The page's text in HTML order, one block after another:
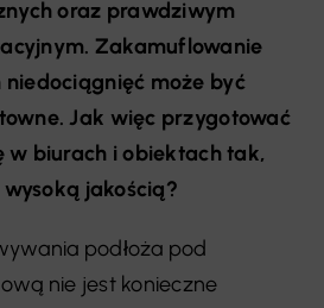
oraz prawdziwym
Zakamuflowanie
może być
Jak więc przygotować
w biurach i obiektach tak,
jakością?
podłoża pod
nie jest konieczne